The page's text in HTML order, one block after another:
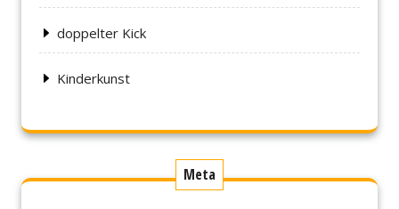
doppelter Kick
Kinderkunst
Meta